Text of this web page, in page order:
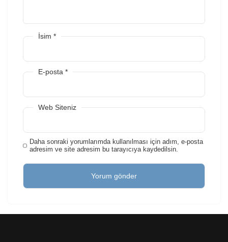
İsim *
E-posta *
Web Siteniz
Daha sonraki yorumlarımda kullanılması için adım, e-posta
adresim ve site adresim bu tarayıcıya kaydedilsin.